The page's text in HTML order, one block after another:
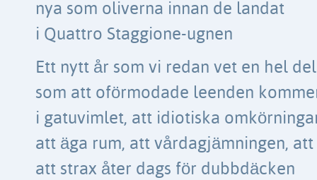
nya som oliverna innan de landat
i Quattro Staggione-ugnen
Ett nytt år som vi redan vet en hel
som att oförmodade leenden
i gatuvimlet, att idiotiska
att äga rum, att vårdagjämningen,
att strax åter dags för dubbdäcken